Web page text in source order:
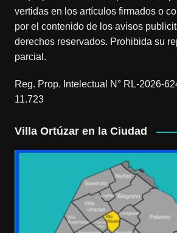
vertidas en los artículos firmados o
por el contenido de los avisos
derechos reservados. Prohibida su
parcial.
Reg. Prop. Intelectual N° RL-2026-
11.723
Villa Ortúzar en la Ciudad